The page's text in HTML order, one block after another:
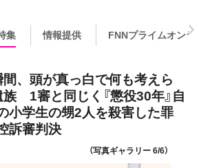
集 情報提供 FNNプライムオンラ
間、頭が真っ白で何も考えら
族 1審と同じく『懲役30年』自
小学生の甥2人を殺害した罪
訴審判決
（写真ギャラリー 6/6）